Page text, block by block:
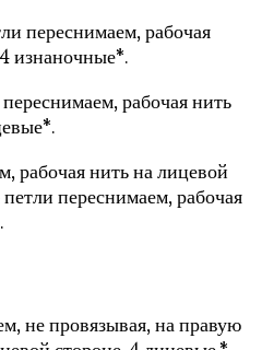
переснимаем, рабочая
изнаночные*.
рабочая нить
рабочая нить на лицевой
переснимаем, рабочая
не провязывая, на правую